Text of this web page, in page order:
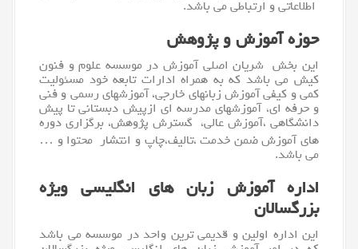
اطلاعاتی و ارتباطی می باشد.
حوزه آموزش و پژوهش
این بخش شریان اصلی آموزش در موسسه علوم و فنون
کیش می باشد که به همراه ادارات تابعه خود مسئولیت
کمی و کیفی آموزش زبانهای خارجی، آموزشهای رسمی و فنی
و حرفه ای، آموزشهای مدرسه ای ازپیش دبستانی تا پیش
دانشگاهی ،آموزش عالی، گسترش پژوهش، برگزاری دوره
های آموزش ضمن خدمت ،تالیف،چاپ و انتشار محتوا و …
می باشد.
اداره آموزش زبان های انگلیسی ویژه
بزرگسالان
این اداره اولین و قدیمی ترین واحد در موسسه می باشد